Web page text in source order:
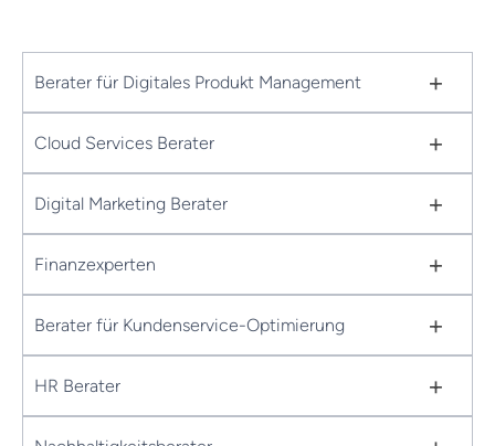
Berater für Digitales Produkt Management +
Cloud Services Berater +
Digital Marketing Berater +
Finanzexperten +
Berater für Kundenservice-Optimierung +
HR Berater +